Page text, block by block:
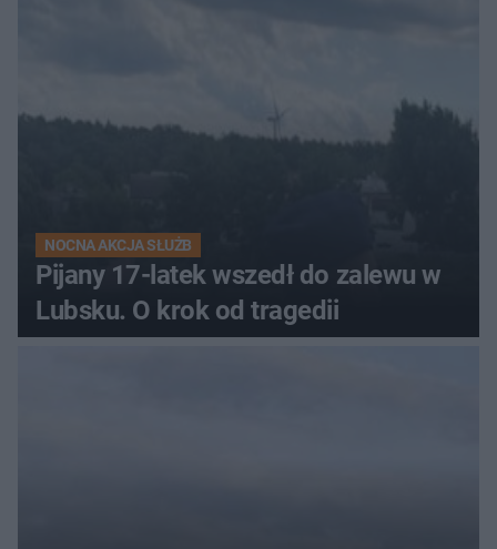
NOCNA AKCJA SŁUŻB
Pijany 17-latek wszedł do zalewu w
Lubsku. O krok od tragedii